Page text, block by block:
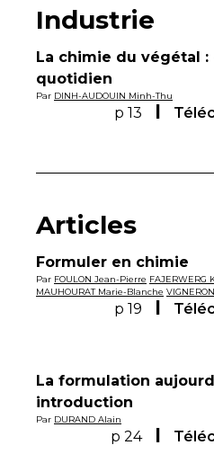
Industrie
La chimie du végétal :
quotidien
Par DINH-AUDOUIN Minh-Thu
p 13
Articles
Formuler en chimie
Par FOULON Jean-Pierre FAJERWERG
MAUHOURAT Marie-Blanche
p 19
La formulation
introduction
Par DURAND Alain
p 24